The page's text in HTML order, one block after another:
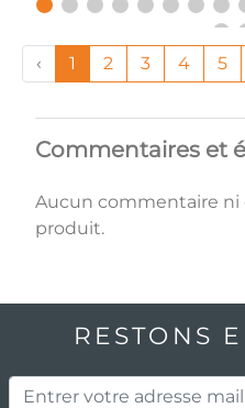
‹ 1 2 3 4 5
Commentaires et
Aucun commentaire ni
produit.
RESTONS